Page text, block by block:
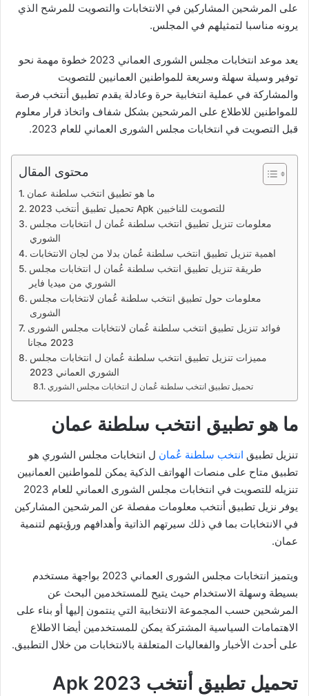
على المرشحين المشاركين في الانتخابات والتصويت للمرشح الذي
يرونه مناسبا لتمثيلهم في المجلس.
يعد موعد انتخابات مجلس الشورى العماني 2023 خطوة مهمة نحو
توفير وسيلة سهلة وسريعة للمواطنين العمانيين للتصويت
والمشاركة في عملية انتخابية حرة وعادلة يقدم تطبيق أنتخب فرصة
للمواطنين للاطلاع على المرشحين بشكل شفاف واتخاذ قرار معلوم
قبل التصويت في انتخابات مجلس الشورى العماني للعام 2023.
محتوى المقال
ما هو تطبيق انتخب سلطنة عمان
تحميل تطبيق أنتخب 2023 Apk للتصويت للناخبين
معلومات تنزيل تطبيق انتخب سلطنة عُمان ل انتخابات مجلس
الشوري
اهمية تنزيل تطبيق انتخب سلطنة عُمان بدلا من لجان الانتخابات
طريقة تنزيل تطبيق انتخب سلطنة عُمان ل انتخابات مجلس
الشوري من ميديا فاير
معلومات حول تطبيق انتخب سلطنة عُمان لانتخابات مجلس
الشورى
فوائد تنزيل تطبيق انتخب سلطنة عُمان لانتخابات مجلس الشورى
2023 مجانا
مميزات تنزيل تطبيق انتخب سلطنة عُمان ل انتخابات مجلس
الشوري العماني 2023
تحميل تطبيق انتخب سلطنة عُمان ل انتخابات مجلس الشوري
ما هو تطبيق انتخب سلطنة عمان
تنزيل تطبيق انتخب سلطنة عُمان ل انتخابات مجلس الشوري هو
تطبيق متاح على منصات الهواتف الذكية يمكن للمواطنين العمانيين
تنزيله للتصويت في انتخابات مجلس الشورى العماني للعام 2023
يوفر نزيل تطبيق أنتخب معلومات مفصلة عن المرشحين المشاركين
في الانتخابات بما في ذلك سيرتهم الذاتية وأهدافهم ورؤيتهم لتنمية
عمان.
ويتميز انتخابات مجلس الشورى العماني 2023 بواجهة مستخدم
بسيطة وسهلة الاستخدام حيث يتيح للمستخدمين البحث عن
المرشحين حسب المجموعة الانتخابية التي ينتمون إليها أو بناء على
الاهتمامات السياسية المشتركة يمكن للمستخدمين أيضا الاطلاع
على أحدث الأخبار والفعاليات المتعلقة بالانتخابات من خلال التطبيق.
تحميل تطبيق أنتخب 2023 Apk